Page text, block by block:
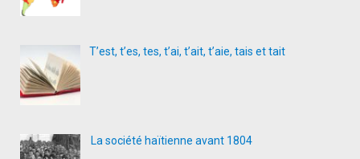
T’est, t’es, tes, t’ai, t’ait, t’aie, tais et tait
La société haïtienne avant 1804